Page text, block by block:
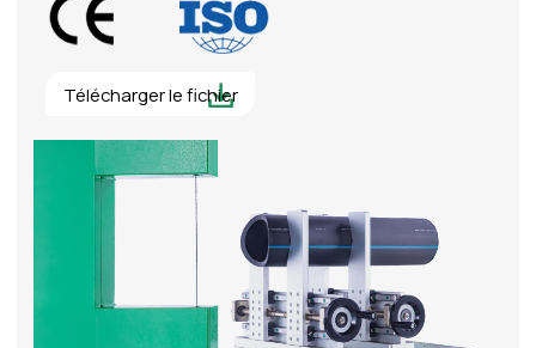
Télécharger le fichier